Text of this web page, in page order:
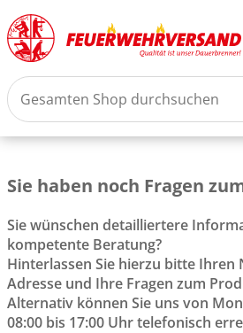
Sie haben noch Fragen
Sie wünschen detailliertere
kompetente Beratung?
Hinterlassen Sie hierzu bitte Ihren
Adresse und Ihre Fragen zum
Alternativ können Sie uns von
08:00 bis 17:00 Uhr telefonisch